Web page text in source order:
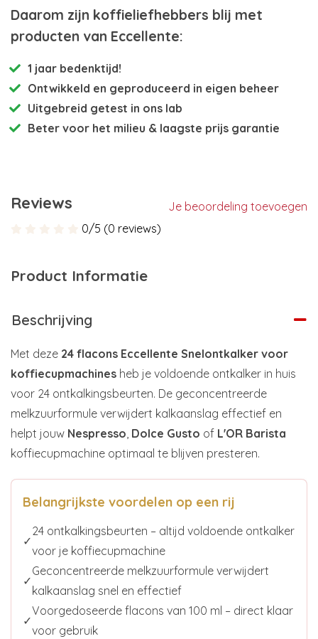
Daarom zijn koffieliefhebbers blij met
producten van Eccellente:
1 jaar bedenktijd!
Ontwikkeld en geproduceerd in eigen beheer
Uitgebreid getest in ons lab
Beter voor het milieu & laagste prijs garantie
Reviews
Je beoordeling toevoegen
0/5 (0 reviews)
Product Informatie
Beschrijving
Met deze 24 flacons Eccellente Snelontkalker voor
koffiecupmachines heb je voldoende ontkalker in huis
voor 24 ontkalkingsbeurten. De geconcentreerde
melkzuurformule verwijdert kalkaanslag effectief en
helpt jouw Nespresso, Dolce Gusto of L'OR Barista
koffiecupmachine optimaal te blijven presteren.
Belangrijkste voordelen op een rij
✓
24 ontkalkingsbeurten – altijd voldoende ontkalker
voor je koffiecupmachine
✓
Geconcentreerde melkzuurformule verwijdert
kalkaanslag snel en effectief
✓
Voorgedoseerde flacons van 100 ml – direct klaar
voor gebruik